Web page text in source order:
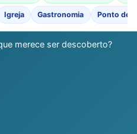
Igreja Gastronomia Ponto de
merece ser descoberto?